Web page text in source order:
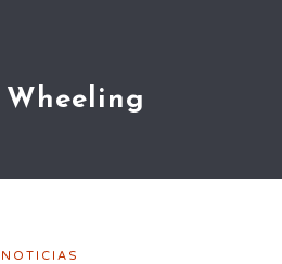
Wheeling
NOTICIAS